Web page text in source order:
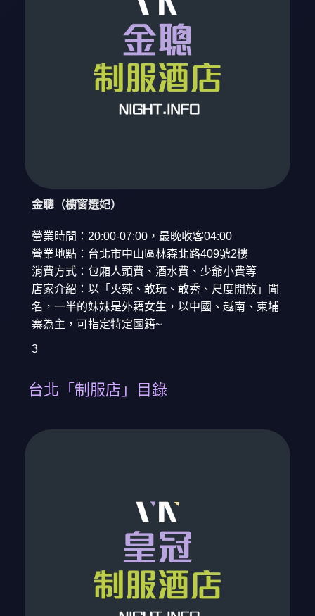
金聰（櫥窗選妃）
營業時間：20:00-07:00，最晚收客04:00
營業地點：台北市中山區林森北路409號2樓
消費方式：包廂人頭費、酒水費、少爺小費等
店家介紹：以「火辣、敢玩、敢秀、尺度開放」聞
名，一半的妹妹是外籍女生，以中國、越南、柬埔
寨為主，可指定特定國籍~
3
台北「制服店」目錄